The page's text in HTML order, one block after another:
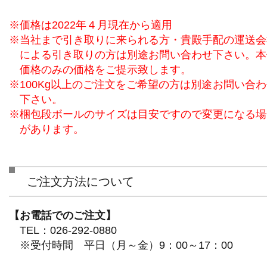
※価格は2022年４月現在から適用
※当社まで引き取りに来られる方・貴殿手配の運送
による引き取りの方は別途お問い合わせ下さい。
価格のみの価格をご提示致します。
※100Kg以上のご注文をご希望の方は別途お問い合
下さい。
※梱包段ボールのサイズは目安ですので変更になる
があります。
ご注文方法について
【お電話でのご注文】
TEL：026-292-0880
※受付時間 平日（月～金）9：00～17：00